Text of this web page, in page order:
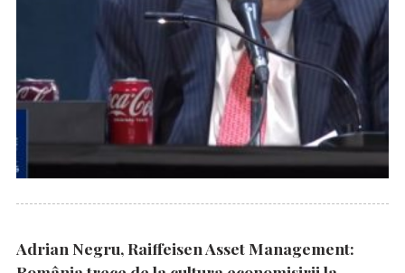
Adrian Negru, Raiffeisen Asset Management: